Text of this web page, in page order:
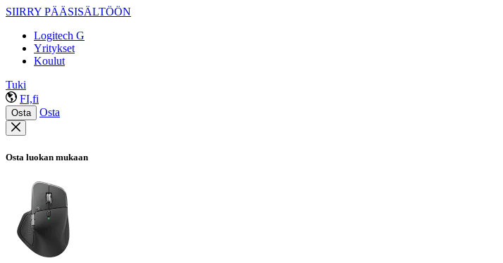
SIIRRY PÄÄSISÄLTÖÖN
Logitech G
Yritykset
Koulut
Tuki
FI,fi
Osta Osta
Osta luokan mukaan